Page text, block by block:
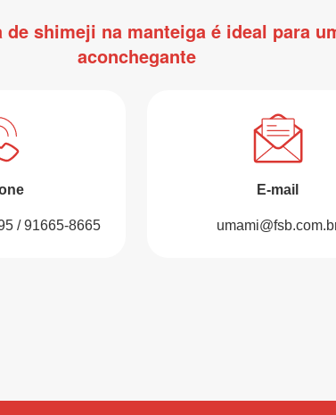
shimeji na manteiga é ideal para
aconchegante
/ 91665-8665
E-mail